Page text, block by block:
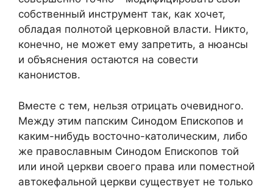
собственный инструмент так, как хочет,
обладая полнотой церковной власти. Никто,
конечно, не может ему запретить, а нюансы
и объяснения остаются на совести
канонистов.
Вместе с тем, нельзя отрицать очевидного.
Между этим папским Синодом Епископов и
каким-нибудь восточно-католическим, либо
же православным Синодом Епископов той
или иной церкви своего права или поместной
автокефальной церкви существует не только